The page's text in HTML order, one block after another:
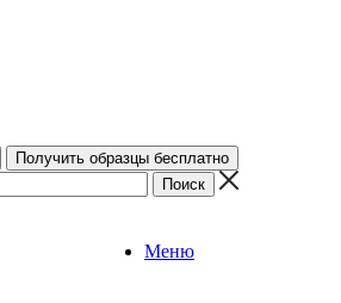
Получить образцы бесплатно
Меню